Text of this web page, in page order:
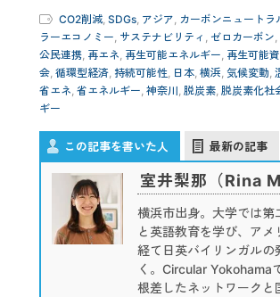
CO2削減 SDGs アジア カーボンニュートラ
ラーエコノミー サステナビリティ ゼロカーボン
公民連携 再エネ 再生可能エネルギー 再生可能
会 循環型経済 持続可能性 日本 横浜 気候変動
省エネ 省エネルギー 神奈川 脱炭素 脱炭素化社
ギー
この記事を書いた人 最新の記事
室井梨那（Rina
横浜市出身。大学では第
と英語教育を学び、アメ
経て日英バイリンガルの
く。Circular Yokohama
根差したネットワークと